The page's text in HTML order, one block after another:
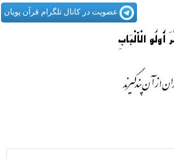
عضویت در کانال تلگرام قرآن پویان